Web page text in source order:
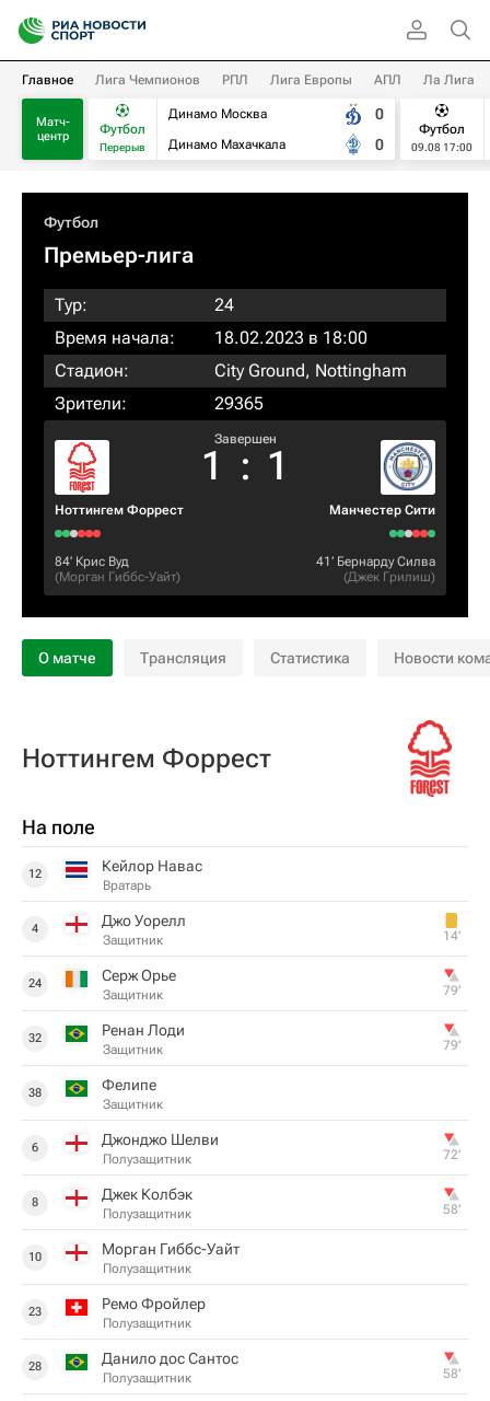
Главное Лига Чемпионов РПЛ Лига Европы АПЛ Ла Лига
Матч-
центр
Футбол
Перерыв
Динамо Москва
Динамо Махачкала
0
0
Футбол
09.08 17:00
Футбол
Премьер-лига
Тур:
24
Время начала:
18.02.2023 в 18:00
Стадион:
City Ground, Nottingham
Зрители:
29365
Ноттингем Форрест
Завершен
1 : 1
Манчестер Сити
84‎’‎ Крис Вуд
(Морган Гиббс-Уайт)
41‎’‎ Бернарду Силва
(Джек Грилиш)
О матче Трансляция Статистика Новости
Ноттингем Форрест
На поле
12 Кейлор Навас
Вратарь
4 Джо Уорелл
Защитник 14‎’‎
24 Серж Орье
Защитник 79‎’‎
32 Ренан Лоди
Защитник 79‎’‎
38 Фелипе
Защитник
6 Джонджо Шелви
Полузащитник 72‎’‎
8 Джек Колбэк
Полузащитник 58‎’‎
10 Морган Гиббс-Уайт
Полузащитник
23 Ремо Фройлер
Полузащитник
28 Данило дос Сантос
Полузащитник 58‎’‎